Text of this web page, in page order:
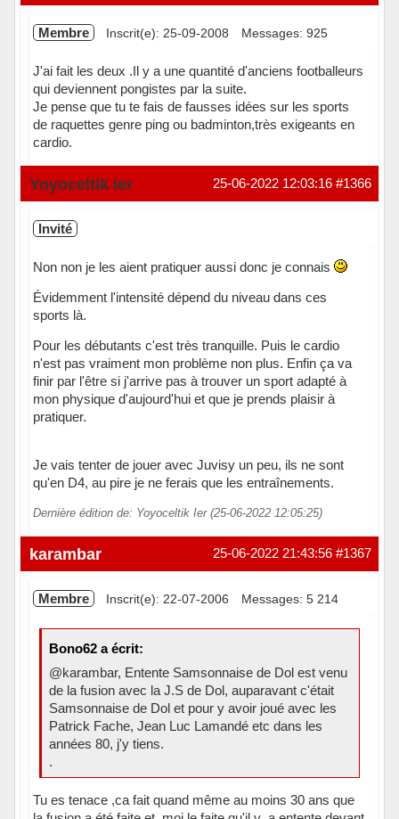
Membre Inscrit(e): 25-09-2008 Messages: 925
J'ai fait les deux .Il y a une quantité d'anciens footballeurs
qui deviennent pongistes par la suite.
Je pense que tu te fais de fausses idées sur les sports
de raquettes genre ping ou badminton,très exigeants en
cardio.
Hors ligne #1366
25-06-2022 12:03:16
Yoyoceltik Ier
Invité
Non non je les aient pratiquer aussi donc je connais
Évidemment l'intensité dépend du niveau dans ces
sports là.
Pour les débutants c'est très tranquille. Puis le cardio
n'est pas vraiment mon problème non plus. Enfin ça va
finir par l'être si j'arrive pas à trouver un sport adapté à
mon physique d'aujourd'hui et que je prends plaisir à
pratiquer.
Je vais tenter de jouer avec Juvisy un peu, ils ne sont
qu'en D4, au pire je ne ferais que les entraînements.
Dernière édition de: Yoyoceltik Ier (25-06-2022 12:05:25)
#1367
25-06-2022 21:43:56
karambar
Membre Inscrit(e): 22-07-2006 Messages: 5 214
Bono62 a écrit:
@karambar, Entente Samsonnaise de Dol est venu
de la fusion avec la J.S de Dol, auparavant c'était
Samsonnaise de Dol et pour y avoir joué avec les
Patrick Fache, Jean Luc Lamandé etc dans les
années 80, j'y tiens.
.
Tu es tenace ,ca fait quand même au moins 30 ans que